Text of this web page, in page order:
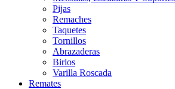
Pijas
Remaches
Taquetes
Tornillos
Abrazaderas
Birlos
Varilla Roscada
Remates